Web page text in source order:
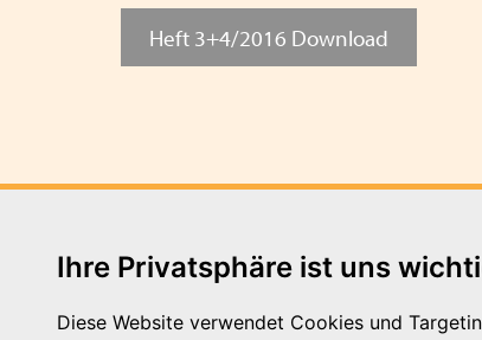
Ihre Privatsphäre ist uns
Diese Website verwendet Cookies und
Heft 3+4/2016 Download